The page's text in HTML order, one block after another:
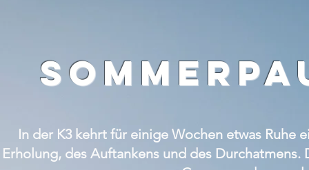
In der K3 kehrt für einige Wochen etwas Ruhe
Erholung, des Auftankens und des